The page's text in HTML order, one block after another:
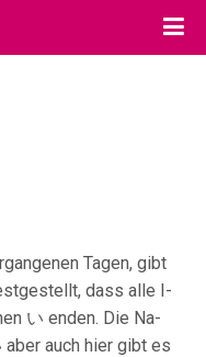
Tagen, gibt
dass alle I-
い enden. Die Na-
auch hier gibt es